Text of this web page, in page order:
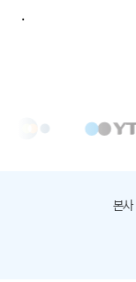
.
본사